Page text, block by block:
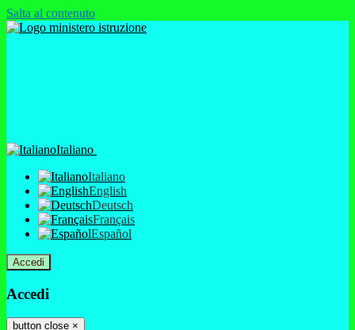
Salta al contenuto
Italiano
Italiano
English
Deutsch
Français
Español
Accedi
Accedi
button close ×